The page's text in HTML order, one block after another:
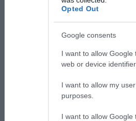
Opted Out
Google consents
I want to allow
web or device
I want to allow my
purposes.
I want to allow Google